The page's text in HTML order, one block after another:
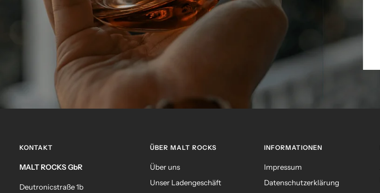
KONTAKT
MALT ROCKS GbR
Deutronicstraße 1b
ÜBER MALT ROCKS
Über uns
Unser Ladengeschäft
INFORMATIONEN
Impressum
Datenschutzerklärung